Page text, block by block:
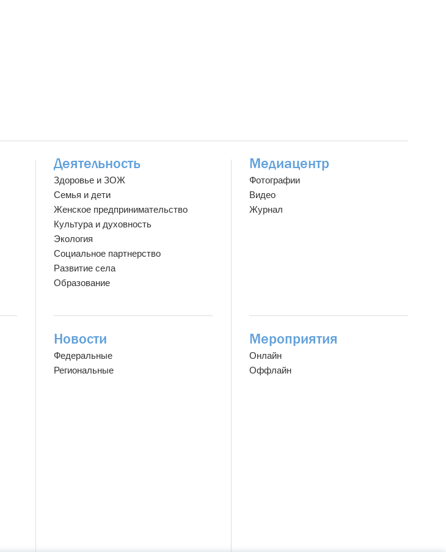
Деятельность
Здоровье и ЗОЖ
Семья и дети
Женское предпринимательство
Культура и духовность
Экология
Социальное партнерство
Развитие села
Образование
Медиацентр
Фотографии
Видео
Журнал
Новости
Федеральные
Региональные
Мероприятия
Онлайн
Оффлайн